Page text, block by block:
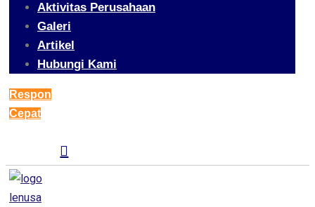
Aktivitas Perusahaan
Galeri
Artikel
Hubungi Kami
Respon
Cepat